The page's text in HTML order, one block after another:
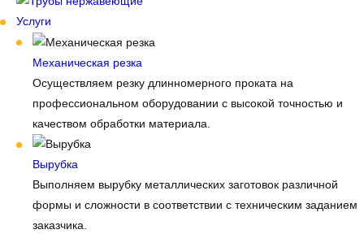
Услуги
Механическая резка
Осуществляем резку длинномерного проката на
профессиональном оборудовании с высокой точностью и
качеством обработки материала.
Вырубка
Выполняем вырубку металлических заготовок различной
формы и сложности в соответствии с техническим заданием
заказчика.